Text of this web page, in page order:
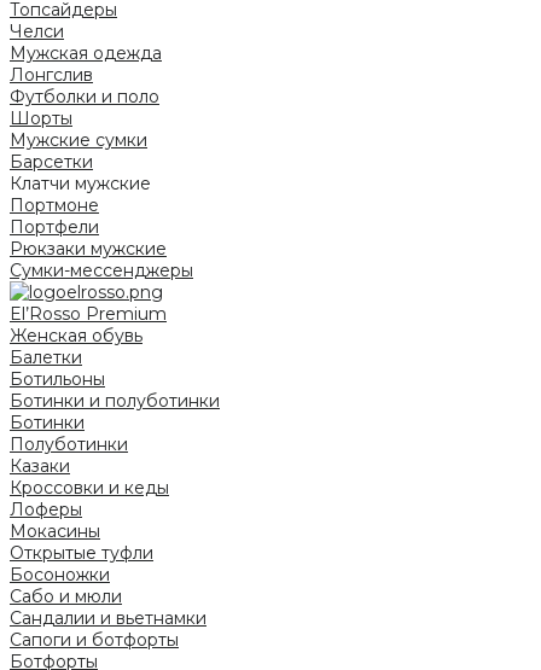
Топсайдеры
Челси
Мужская одежда
Лонгслив
Футболки и поло
Шорты
Мужские сумки
Барсетки
Клатчи мужские
Портмоне
Портфели
Рюкзаки мужские
Сумки-мессенджеры
El’Rosso Premium
Женская обувь
Балетки
Ботильоны
Ботинки и полуботинки
Ботинки
Полуботинки
Казаки
Кроссовки и кеды
Лоферы
Мокасины
Открытые туфли
Босоножки
Сабо и мюли
Сандалии и вьетнамки
Сапоги и ботфорты
Ботфорты